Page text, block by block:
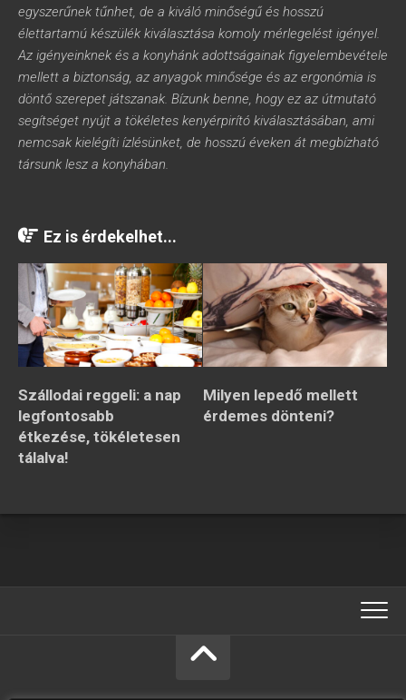
egyszerűnek tűnhet, de a kiváló minőségű és hosszú
élettartamú készülék kiválasztása komoly mérlegelést igényel.
Az igényeinknek és a konyhánk adottságainak figyelembevétele
mellett a biztonság, az anyagok minősége és az ergonómia is
döntő szerepet játszanak. Bízunk benne, hogy ez az útmutató
segítséget nyújt a tökéletes kenyérpirító kiválasztásában, ami
nemcsak kielégíti ízlésünket, de hosszú éveken át megbízható
társunk lesz a konyhában.
Ez is érdekelhet...
Szállodai reggeli: a nap
legfontosabb
étkezése, tökéletesen
tálalva!
Milyen lepedő mellett
érdemes dönteni?